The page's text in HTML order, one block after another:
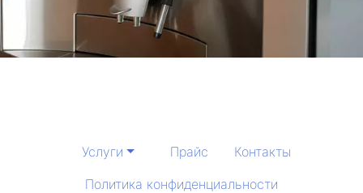
Услуги Прайс
Контакты
Политика конфиденциальности